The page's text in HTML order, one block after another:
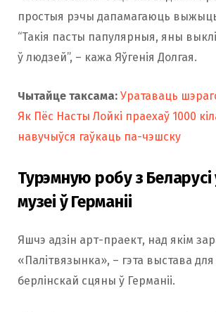
простыя рэчы дапамагаюць
“Такія пасты папулярныя, яны
ў людзей”, – кажа Яўгенія Долгая.
Чытайце таксама: Уратаваць
Як Пёс Насты Лойкі праехаў 1000
навучыўся гаўкаць па-чэшску
Турэмную робу з
музеі ў Германіі
Яшчэ адзін арт-праект, над якім
«Палітвязынка», – гэта выстава
берлінскай сцяны ў Германіі.